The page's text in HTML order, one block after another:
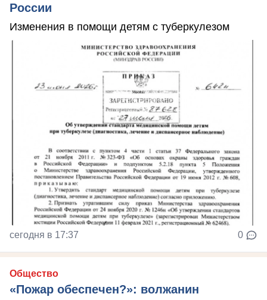
России
Изменения в помощи детям с туберкулезом
сегодня в 17:37 0
Общество
«Пожар обеспечен?»: волжанин